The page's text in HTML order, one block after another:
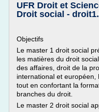
UFR Droit et
Droit social -
Objectifs
Le master 1 droit social
les matières du droit
des affaires, droit de la
international et européen,
tout en confortant la
branches du droit.
Le master 2 droit social